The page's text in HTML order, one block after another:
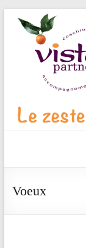
Blog
Voeux